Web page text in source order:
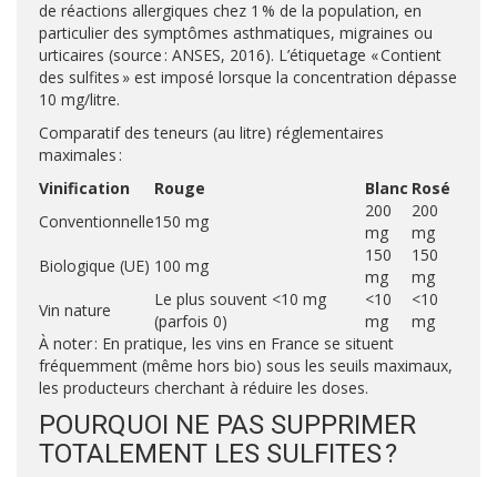
de réactions allergiques chez 1 % de la population, en
particulier des symptômes asthmatiques, migraines ou
urticaires (source : ANSES, 2016). L’étiquetage « Contient
des sulfites » est imposé lorsque la concentration dépasse
10 mg/litre.
Comparatif des teneurs (au litre) réglementaires
maximales :
Vinification
Rouge Blanc Rosé
Conventionnelle150 mg
200
mg
200
mg
Biologique (UE) 100 mg
150
mg
150
mg
Vin nature
Le plus souvent <10 mg
(parfois 0)
<10
mg
<10
mg
À noter : En pratique, les vins en France se situent
fréquemment (même hors bio) sous les seuils maximaux,
les producteurs cherchant à réduire les doses.
POURQUOI NE PAS SUPPRIMER
TOTALEMENT LES SULFITES ?